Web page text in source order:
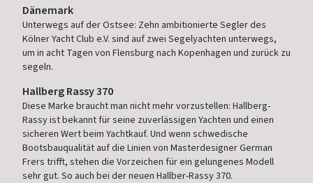
Dänemark
Unterwegs auf der Ostsee: Zehn ambitionierte Segler des
Kölner Yacht Club e.V. sind auf zwei Segelyachten unterwegs,
um in acht Tagen von Flensburg nach Kopenhagen und zurück zu
segeln.
Hallberg Rassy 370
Diese Marke braucht man nicht mehr vorzustellen: Hallberg-
Rassy ist bekannt für seine zuverlässigen Yachten und einen
sicheren Wert beim Yachtkauf. Und wenn schwedische
Bootsbauqualität auf die Linien von Masterdesigner German
Frers trifft, stehen die Vorzeichen für ein gelungenes Modell
sehr gut. So auch bei der neuen Hallber-Rassy 370.